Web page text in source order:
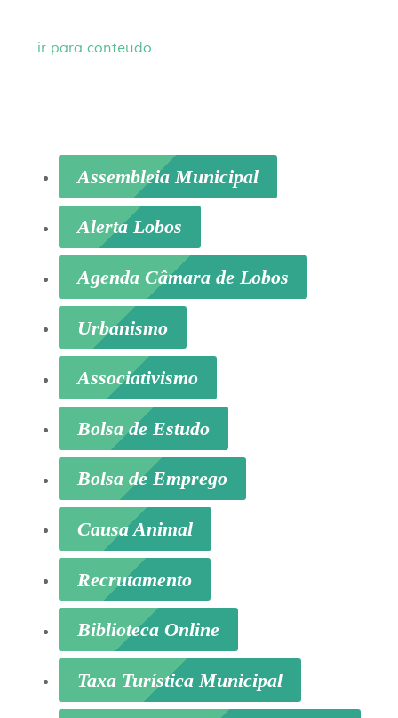
ir para conteudo
Assembleia Municipal
Alerta Lobos
Agenda Câmara de Lobos
Urbanismo
Associativismo
Bolsa de Estudo
Bolsa de Emprego
Causa Animal
Recrutamento
Biblioteca Online
Taxa Turística Municipal